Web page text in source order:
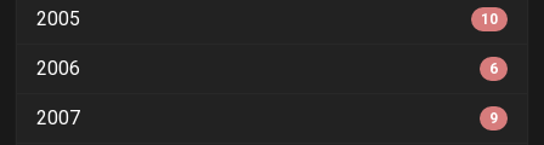
2005 10
2006 6
2007 9